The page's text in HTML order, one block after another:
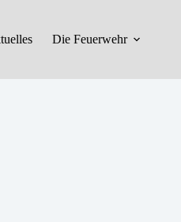
Die Feuerwehr